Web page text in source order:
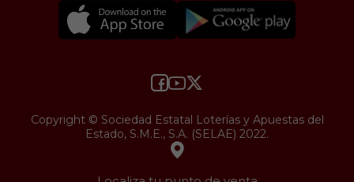
Copyright © Sociedad Estatal Loterías y Apuestas del
Estado, S.M.E., S.A. (SELAE) 2022.